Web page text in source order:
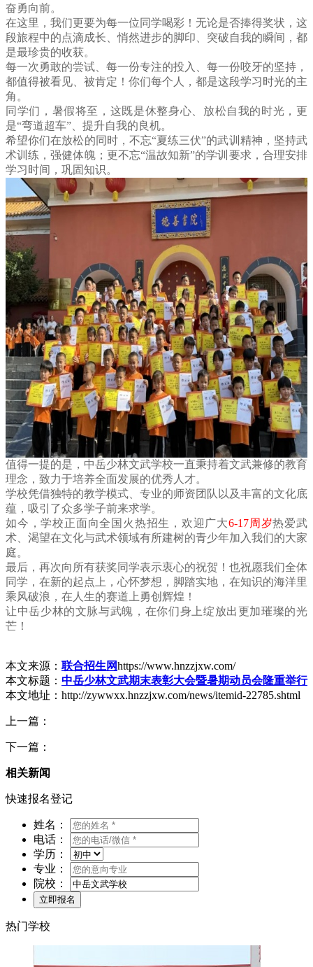
奋勇向前。
在这里，我们更要为每一位同学喝彩！无论是否捧得奖状，这
段旅程中的点滴成长、悄然进步的脚印、突破自我的瞬间，都
是最珍贵的收获。
每一次勇敢的尝试、每一份专注的投入、每一份咬牙的坚持，
都值得被看见、被肯定！你们每个人，都是这段学习时光的主
角。
同学们，暑假将至，这既是休整身心、放松自我的时光，更
是“弯道超车”、提升自我的良机。
希望你们在放松的同时，不忘“夏练三伏”的武训精神，坚持武
术训练，强健体魄；更不忘“温故知新”的学训要求，合理安排
学习时间，巩固知识。
值得一提的是，中岳少林文武学校一直秉持着文武兼修的教育
理念，致力于培养全面发展的优秀人才。
学校凭借独特的教学模式、专业的师资团队以及丰富的文化底
蕴，吸引了众多学子前来求学。
如今，学校正面向全国火热招生，欢迎广大6-17周岁热爱武
术、渴望在文化与武术领域有所建树的青少年加入我们的大家
庭。
最后，再次向所有获奖同学表示衷心的祝贺！也祝愿我们全体
同学，在新的起点上，心怀梦想，脚踏实地，在知识的海洋里
乘风破浪，在人生的赛道上勇创辉煌！
让中岳少林的文脉与武魄，在你们身上绽放出更加璀璨的光
芒！
本文来源： 联合招生网https://www.hnzzjxw.com/
本文标题： 中岳少林文武期末表彰大会暨暑期动员会隆重举行
本文地址：http://zywwxx.hnzzjxw.com/news/itemid-22785.shtml
上一篇：
下一篇：
相关新闻
快速报名登记
姓名：
电话：
学历：
专业：
院校：
热门学校